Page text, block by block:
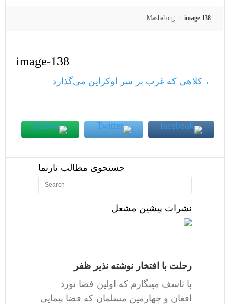
Mashal.org image-138
image-138
← کلاهی که غرب بر سر اوکراین می‌گذارد
جستجوی مطالب تارنما
نشرات پیشین مشعل
رحلت با افتخار نوشته نذیر ظفر
با تاسف مینگارم که اولین فضا نورد
افغان و چهارمین مسلمان که فضا پیمایی